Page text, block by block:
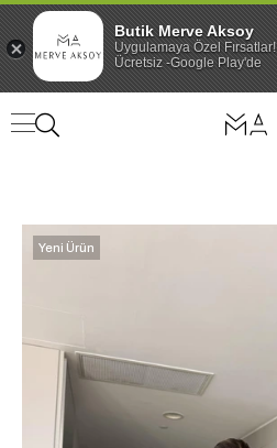
Yeni Ürün
Butik Merve Aksoy
Uygulamaya Özel Fırsatlar!
Ücretsiz -Google Play'de